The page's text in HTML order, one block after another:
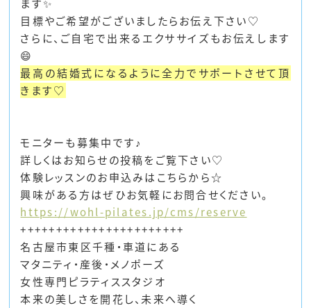
ます✨
目標やご希望がございましたらお伝え下さい♡
さらに、ご自宅で出来るエクササイズもお伝えします
😄
最高の結婚式になるように全力でサポートさせて頂
きます♡
モニターも募集中です♪
詳しくはお知らせの投稿をご覧下さい♡
体験レッスンのお申込みはこちらから☆
興味がある方はぜひお気軽にお問合せください。
https://wohl-pilates.jp/cms/reserve
+++++++++++++++++++++++
名古屋市東区千種・車道にある
マタニティ・産後・メノポーズ
女性専門ピラティススタジオ
本来の美しさを開花し、未来へ導く